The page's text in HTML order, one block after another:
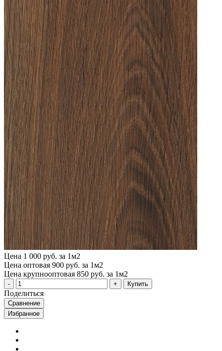
Цена 1 000 руб. за 1м2
Цена оптовая 900 руб. за 1м2
Цена крупнооптовая 850 руб. за 1м2
Купить
Поделиться
Сравнение
Избранное